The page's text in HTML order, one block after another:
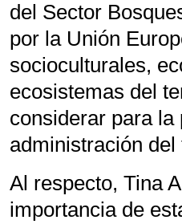
del Sector
por la Unión
socioculturales,
ecosistemas del
considerar para la
administración del
Al respecto, Tina
importancia de